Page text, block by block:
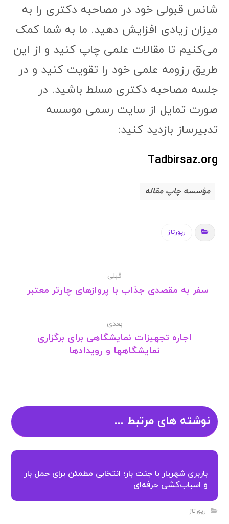
شانس قبولی خود در مصاحبه دکتری را به
میزان زیادی افزایش دهید. ما به شما کمک
می‌کنیم تا مقالات علمی چاپ کنید و از این
طریق رزومه علمی خود را تقویت کنید و در
جلسه مصاحبه دکتری مسلط باشید. در
صورت تمایل از سایت رسمی موسسه
تدبیرساز بازدید کنید:
Tadbirsaz.org
مؤسسه چاپ مقاله
رپورتاژ
قبلی
سفر به مقصدی جذاب با پروازهای چارتر معتبر
بعدی
اجاره تجهیزات نمایشگاهی برای برگزاری
نمایشگاهها و رویدادها
نوشته های مرتبط ...
باربری شهریار با جنت بار؛ انتخابی مطمئن برای حمل بار
و اسباب‌کشی حرفه‌ای
رپورتاژ